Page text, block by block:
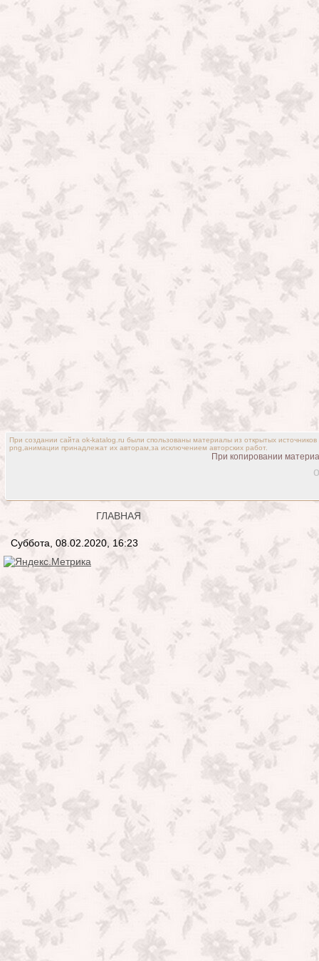
При создании сайта ok-katalog.ru были спользованы материалы из открытых
png,анимации принадлежат их авторам,за исключением авторских работ.
При копировании
ГЛАВНАЯ
Суббота, 08.02.2020, 16:23